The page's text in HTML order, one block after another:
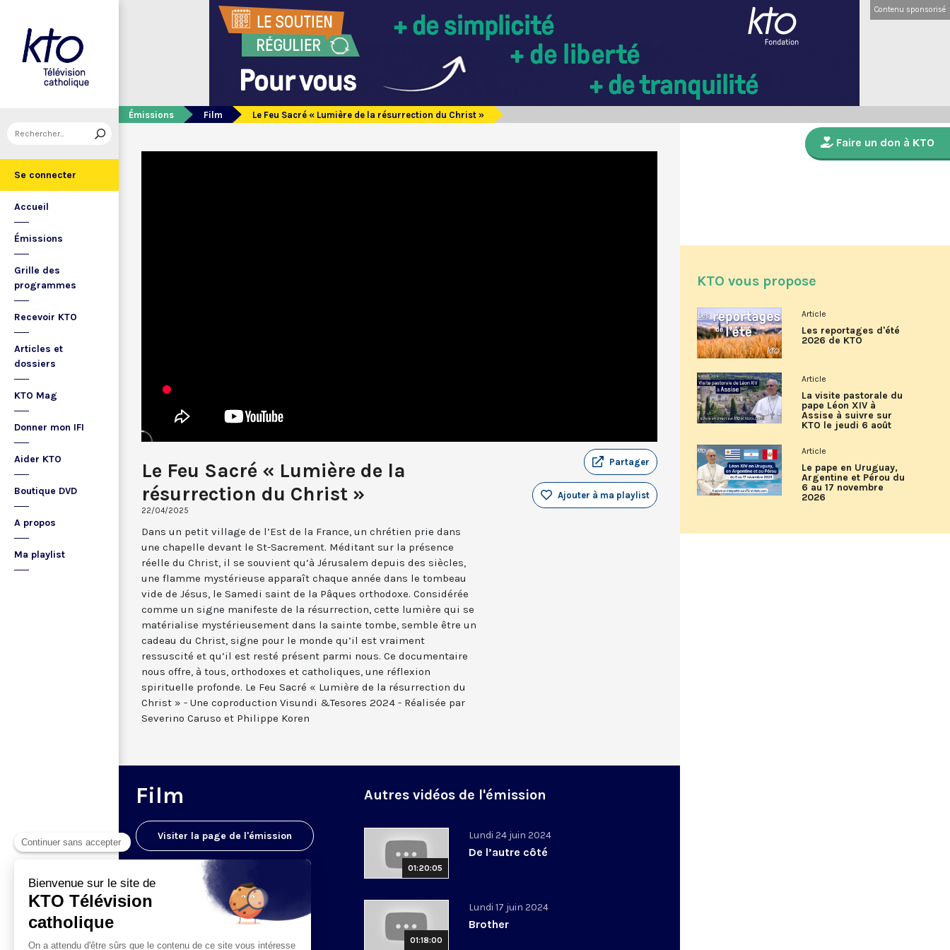
Se connecter
Accueil
Émissions
Grille des
programmes
Recevoir KTO
Articles et
dossiers
KTO Mag
Donner mon IFI
Aider KTO
Boutique DVD
A propos
Ma playlist
Contenu sponsorisé
Émissions Film Le Feu Sacré « Lumière de la résurrection du Christ »
Le Feu Sacré « Lumière de la
résurrection du Christ »
22/04/2025
Partager
Ajouter à ma playlist
Dans un petit village de l’Est de la France, un chrétien prie dans
une chapelle devant le St-Sacrement. Méditant sur la présence
réelle du Christ, il se souvient qu’à Jérusalem depuis des siècles,
une flamme mystérieuse apparaît chaque année dans le tombeau
vide de Jésus, le Samedi saint de la Pâques orthodoxe. Considérée
comme un signe manifeste de la résurrection, cette lumière qui se
matérialise mystérieusement dans la sainte tombe, semble être un
cadeau du Christ, signe pour le monde qu’il est vraiment
ressuscité et qu’il est resté présent parmi nous. Ce documentaire
nous offre, à tous, orthodoxes et catholiques, une réflexion
spirituelle profonde. Le Feu Sacré « Lumière de la résurrection du
Christ » - Une coproduction Visundi &Tesores 2024 - Réalisée par
Severino Caruso et Philippe Koren
Film
Visiter la page de l'émission
Autres vidéos de l'émission
01:20:05
Lundi 24 juin 2024
De l’autre côté
01:18:00
Lundi 17 juin 2024
Brother
Faire un don à KTO
KTO vous propose
Article
Les reportages d'été
2026 de KTO
Article
La visite pastorale du
pape Léon XIV à
Assise à suivre sur
KTO le jeudi 6 août
Article
Le pape en Uruguay,
Argentine et Pérou du
6 au 17 novembre
2026